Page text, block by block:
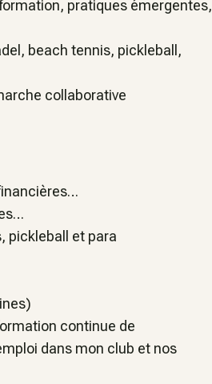
pratiques émergentes,
beach tennis, pickleball,
collaborative
pickleball et para
continue de
dans mon club et nos